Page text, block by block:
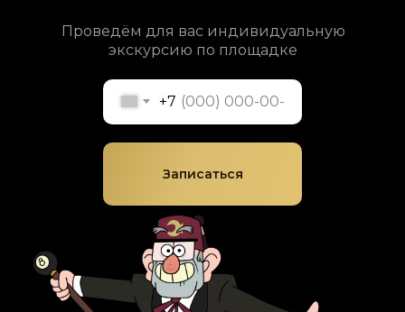
Проведём для вас индивидуальную
экскурсию по площадке
+7
Записаться